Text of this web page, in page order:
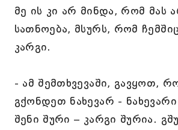
მე ის კი არ მინდა, რომ მას
სათნოება, მსურს, რომ
კარგი.
- ამ შემთხვევაში, გავყოთ,
გქონდეთ ნახევარ -
შენი შური – კარგი შურია.